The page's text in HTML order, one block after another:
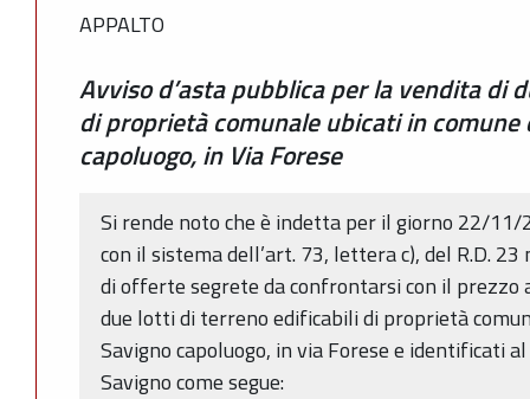
APPALTO
Avviso d’asta pubblica per la vendita di
di proprietà comunale ubicati in comune
capoluogo, in Via Forese
Si rende noto che è indetta per il giorno 22/11/
con il sistema dell’art. 73, lettera c), del R.D.
di offerte segrete da confrontarsi con il prezzo
due lotti di terreno edificabili di proprietà
Savigno capoluogo, in via Forese e identificati
Savigno come segue: